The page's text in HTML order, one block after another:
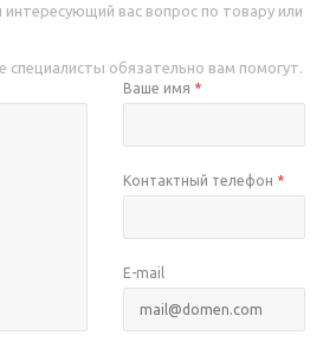
вас вопрос по товару или
обязательно вам помогут.
Ваше имя *
Контактный телефон *
E-mail